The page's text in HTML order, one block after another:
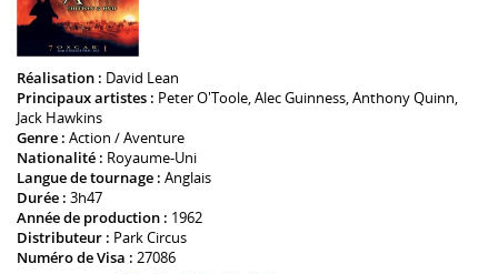
Réalisation : David Lean
Principaux artistes : Peter O'Toole,Alec Guinness,Anthony Quinn,
Jack Hawkins
Genre : Action / Aventure
Nationalité : Royaume-Uni
Langue de tournage : Anglais
Durée : 3h47
Année de production : 1962
Distributeur : Park Circus
Numéro de Visa : 27086